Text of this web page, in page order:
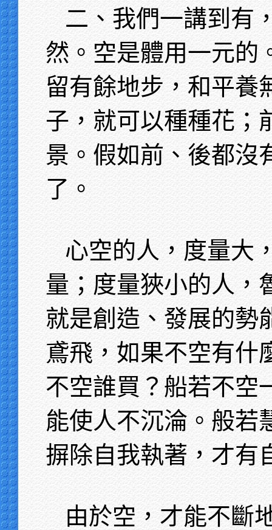
二、我們一講到有
然。空是體用一元的
留有餘地步，和平養
子，就可以種種花；
景。假如前、後都沒
了。
心空的人，度量大
量；度量狹小的人，
就是創造、發展的勢
鳶飛，如果不空有什
不空誰買？船若不空
能使人不沉淪。般若
摒除自我執著，才有
由於空，才能不斷